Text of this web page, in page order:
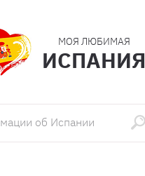
МОЯ ЛЮБИМАЯ
ИСПАНИЯ
об Испании